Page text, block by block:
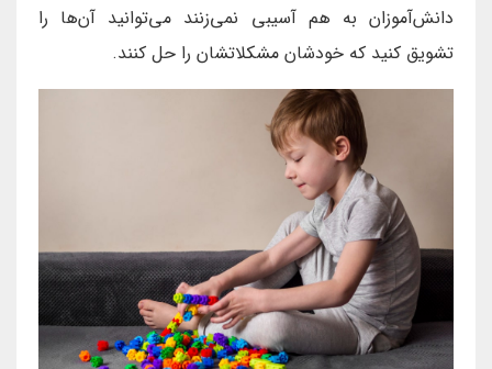
دانش‌آموزان به هم آسیبی نمی‌زنند می‌توانید آن‌ها را
تشویق کنید که خودشان مشکلاتشان را حل کنند.